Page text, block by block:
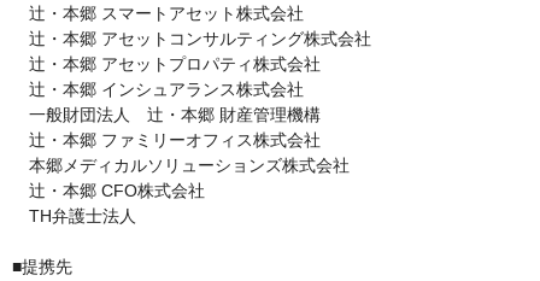
辻・本郷 スマートアセット株式会社
辻・本郷 アセットコンサルティング株式会社
辻・本郷 アセットプロパティ株式会社
辻・本郷 インシュアランス株式会社
一般財団法人　辻・本郷 財産管理機構
辻・本郷 ファミリーオフィス株式会社
本郷メディカルソリューションズ株式会社
辻󠄀・本郷 CFO株式会社
TH弁護士法人
■提携先